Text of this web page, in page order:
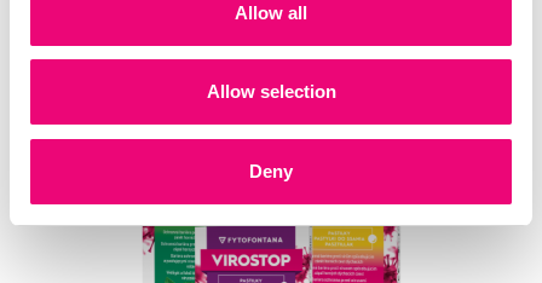
Allow all
Allow selection
Deny
VIROSTOP nosový sprej20 ml